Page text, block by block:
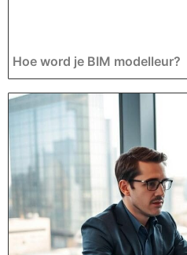
Hoe word je BIM modelleur?